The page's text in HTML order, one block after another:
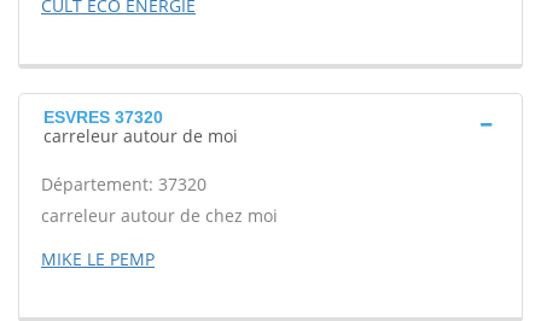
CULT ECO ENERGIE
ESVRES 37320
carreleur autour de moi
Département: 37320
carreleur autour de chez moi
MIKE LE PEMP